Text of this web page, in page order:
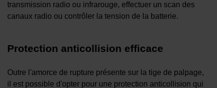
transmission radio ou infrarouge, effectuer un scan des
canaux radio ou contrôler la tension de la batterie.
Protection anticollision efficace
Outre l'amorce de rupture présente sur la tige de palpage,
il est possible d'opter pour une protection anticollision qui